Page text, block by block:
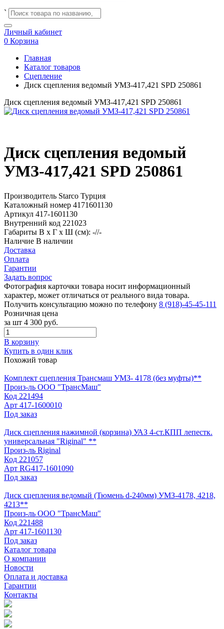
`
Личный кабинет
0 Корзина
Главная
Каталог товаров
Сцепление
Диск сцепления ведомый УМЗ-417,421 SPD 250861
Диск сцепления ведомый УМЗ-417,421 SPD 250861
Диск сцепления ведомый
УМЗ-417,421 SPD 250861
Производитель Starco Турция
Каталожный номер 4171601130
Артикул 417-1601130
Внутренний код 221023
Габариты В х Г х Ш (см): -//-
Наличие В наличии
Доставка
Оплата
Гарантии
Задать вопрос
Фотография карточки товара носит информационный
характер, может отличаться от реального вида товара.
Получить консультацию можно по телефону 8 (918)-45-45-111
Розничная цена
за шт 4 300 руб.
В корзину
Купить в один клик
Похожий товар
Комплект сцепления Трансмаш УМЗ- 4178 (без муфты)**
Произ-ль ООО "ТрансМаш"
Код 221494
Арт 417-1600010
Под заказ
Диск сцепления нажимной (корзина) УАЗ 4-ст.КПП лепестк.
универсальная "Riginal" **
Произ-ль Riginal
Код 221057
Арт RG417-1601090
Под заказ
Диск сцепления ведомый (Тюмень d-240мм) УМЗ-4178, 4218,
4213**
Произ-ль ООО "ТрансМаш"
Код 221488
Арт 417-1601130
Под заказ
Каталог товара
О компании
Новости
Оплата и доставка
Гарантии
Контакты